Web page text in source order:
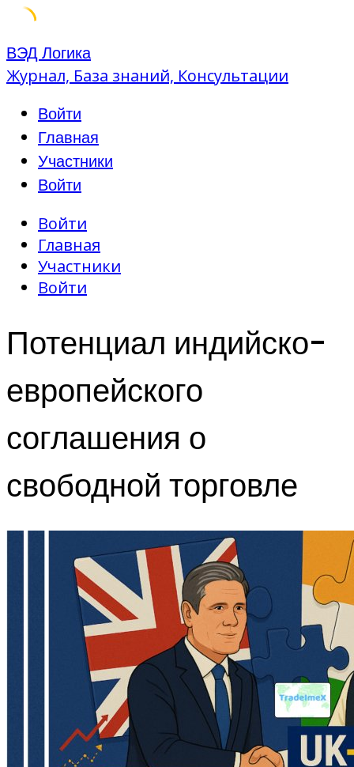
Skip
to
ВЭД Логика
Журнал, База знаний, Консультации
Войти
Главная
Участники
Войти
Войти
Главная
Участники
Войти
Потенциал индийско-
европейского
соглашения о
свободной торговле